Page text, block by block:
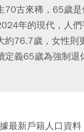
70古來稀，65歲
年的現代，人
約76.7歲，女性則
定義65歲為強制退
最新戶籍人口資